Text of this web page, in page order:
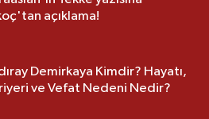
açıklama!
Demirkaya Kimdir? Hayatı,
ve Vefat Nedeni Nedir?